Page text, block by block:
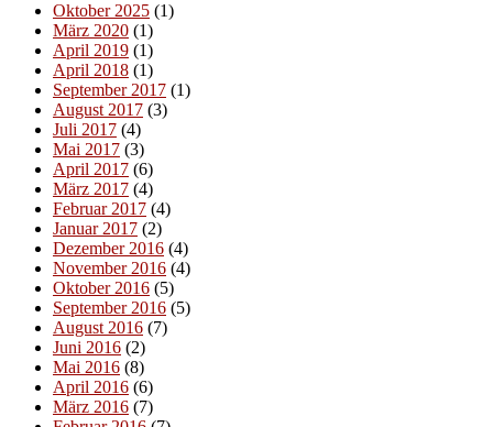
Oktober 2025 (1)
März 2020 (1)
April 2019 (1)
April 2018 (1)
September 2017 (1)
August 2017 (3)
Juli 2017 (4)
Mai 2017 (3)
April 2017 (6)
März 2017 (4)
Februar 2017 (4)
Januar 2017 (2)
Dezember 2016 (4)
November 2016 (4)
Oktober 2016 (5)
September 2016 (5)
August 2016 (7)
Juni 2016 (2)
Mai 2016 (8)
April 2016 (6)
März 2016 (7)